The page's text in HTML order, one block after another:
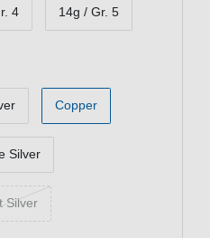
4 14g / Gr. 5
Copper
Silver
Silver